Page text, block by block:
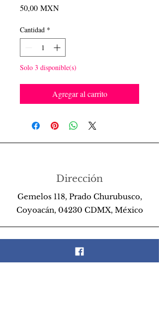
50,00 MXNPrecio
Cantidad *
Solo 3 disponible(s)
Agregar al carrito
Dirección
Gemelos 118, Prado Churubusco,
Coyoacán, 04230 CDMX, México
Teléfono